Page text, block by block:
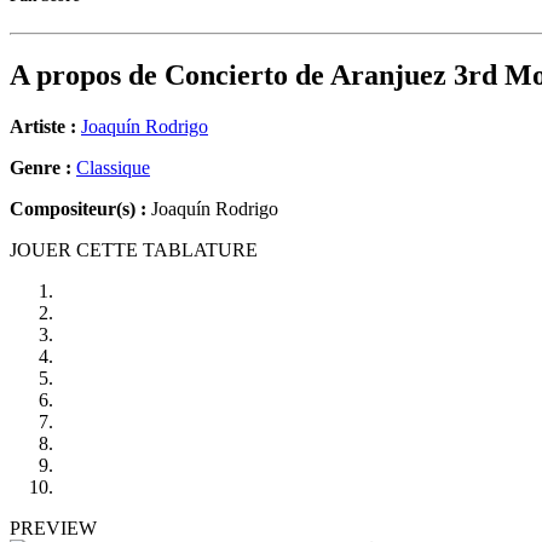
A propos de Concierto de Aranjuez 3rd
Artiste : Joaquín Rodrigo
Genre : Classique
Compositeur(s) : Joaquín Rodrigo
JOUER CETTE TABLATURE
PREVIEW